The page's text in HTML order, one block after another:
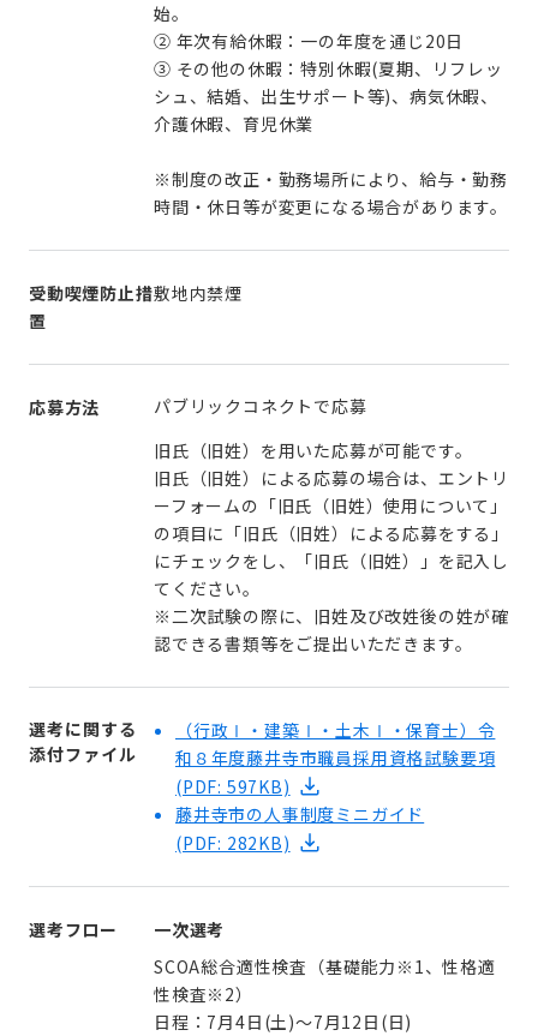
始。
② 年次有給休暇：一の年度を通じ20日
③ その他の休暇：特別休暇(夏期、リフレッ
シュ、結婚、出生サポート等)、病気休暇、
介護休暇、育児休業
※制度の改正・勤務場所により、給与・勤務
時間・休日等が変更になる場合があります。
受動喫煙防止措
置
敷地内禁煙
応募方法
パブリックコネクトで応募
旧氏（旧姓）を用いた応募が可能です。
旧氏（旧姓）による応募の場合は、エントリ
ーフォームの「旧氏（旧姓）使用について」
の項目に「旧氏（旧姓）による応募をする」
にチェックをし、「旧氏（旧姓）」を記入し
てください。
※二次試験の際に、旧姓及び改姓後の姓が確
認できる書類等をご提出いただきます。
選考に関する
添付ファイル
（行政Ⅰ・建築Ⅰ・土木Ⅰ・保育士）令
和８年度藤井寺市職員採用資格試験要項
(PDF: 597KB)
藤井寺市の人事制度ミニガイド
(PDF: 282KB)
選考フロー
一次選考
SCOA総合適性検査（基礎能力※1、性格適
性検査※2）
日程：7月4日(土)～7月12日(日)